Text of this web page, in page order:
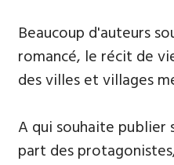
Beaucoup d'auteurs
romancé, le récit de
des villes et villages
A qui souhaite publier
part des